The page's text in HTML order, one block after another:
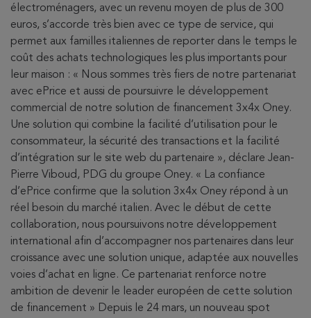
électroménagers, avec un revenu moyen de plus de 300
euros, s’accorde très bien avec ce type de service, qui
permet aux familles italiennes de reporter dans le temps le
coût des achats technologiques les plus importants pour
leur maison : « Nous sommes très fiers de notre partenariat
avec ePrice et aussi de poursuivre le développement
commercial de notre solution de financement 3x4x Oney.
Une solution qui combine la facilité d’utilisation pour le
consommateur, la sécurité des transactions et la facilité
d’intégration sur le site web du partenaire », déclare Jean-
Pierre Viboud, PDG du groupe Oney. « La confiance
d’ePrice confirme que la solution 3x4x Oney répond à un
réel besoin du marché italien. Avec le début de cette
collaboration, nous poursuivons notre développement
international afin d’accompagner nos partenaires dans leur
croissance avec une solution unique, adaptée aux nouvelles
voies d’achat en ligne. Ce partenariat renforce notre
ambition de devenir le leader européen de cette solution
de financement » Depuis le 24 mars, un nouveau spot